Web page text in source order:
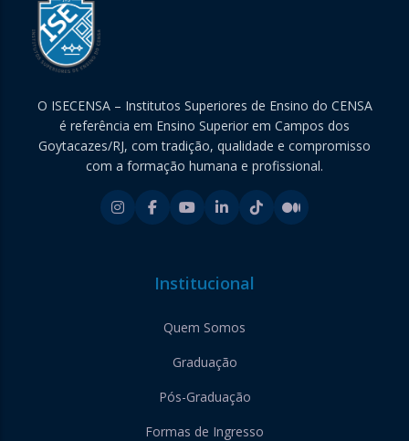
O ISECENSA – Institutos Superiores de Ensino do CENSA
é referência em Ensino Superior em Campos dos
Goytacazes/RJ, com tradição, qualidade e compromisso
com a formação humana e profissional.
Institucional
Quem Somos
Graduação
Pós-Graduação
Formas de Ingresso